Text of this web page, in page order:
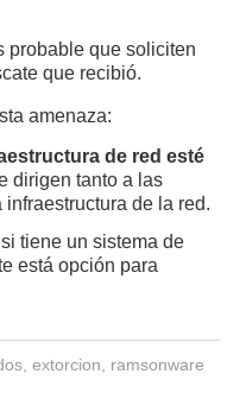
probable que soliciten
que recibió.
amenaza:
de red esté
dirigen tanto a las
de la red.
si tiene un sistema de
está opción para
, extorcion ramsonware